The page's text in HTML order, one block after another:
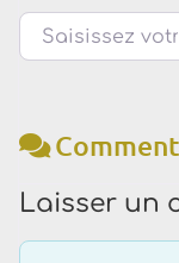
Saisissez votre
Laisser un